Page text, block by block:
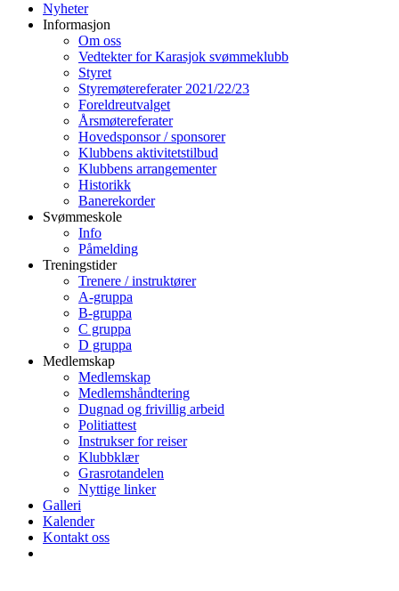
Nyheter
Informasjon
Om oss
Vedtekter for Karasjok svømmeklubb
Styret
Styremøtereferater 2021/22/23
Foreldreutvalget
Årsmøtereferater
Hovedsponsor / sponsorer
Klubbens aktivitetstilbud
Klubbens arrangementer
Historikk
Banerekorder
Svømmeskole
Info
Påmelding
Treningstider
Trenere / instruktører
A-gruppa
B-gruppa
C gruppa
D gruppa
Medlemskap
Medlemskap
Medlemshåndtering
Dugnad og frivillig arbeid
Politiattest
Instrukser for reiser
Klubbklær
Grasrotandelen
Nyttige linker
Galleri
Kalender
Kontakt oss